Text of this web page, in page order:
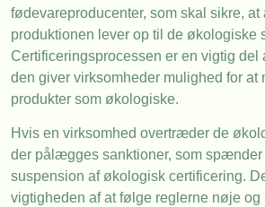
fødevareproducenter, som skal sikre, at
produktionen lever op til de økologiske
Certificeringsprocessen er en vigtig del
den giver virksomheder mulighed for at
produkter som økologiske.
Hvis en virksomhed overtræder de
der pålægges sanktioner, som spænder
suspension af økologisk certificering.
vigtigheden af at følge reglerne nøje